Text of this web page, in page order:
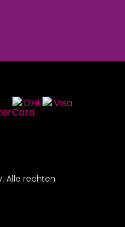
Alle rechten